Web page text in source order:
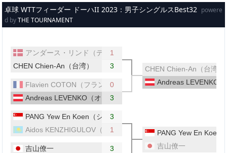
メインコンテンツへスキップ
卓球 WTTフィーダー ドーハII 2023：男子シングルスBest32 powere
d byTHE TOURNAMENT
アンダース・リンド（デンマーク）
1
CHEN Chien-An（台湾）
3
Flavien COTON（フランス）
0
Andreas LEVENKO（オーストリア）
3
PANG Yew En Koen（シンガポール）
3
Aidos KENZHIGULOV（カザフスタン）
1
吉山僚一
3
CHEN Chien-An（台湾）
Andreas LEVENKO
PANG Yew En Koen
吉山僚一